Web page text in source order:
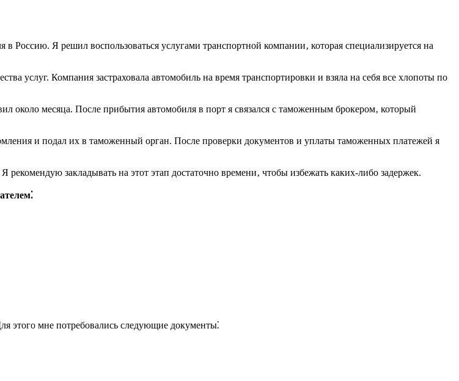
Россию. Я решил воспользоваться услугами транспортной компании‚ которая специализируется на
услуг. Компания застраховала автомобиль на время транспортировки и взяла на себя все хлопоты по
около месяца. После прибытия автомобиля в порт я связался с таможенным брокером‚ который
и подал их в таможенный орган. После проверки документов и уплаты таможенных платежей я
закладывать на этот этап достаточно времени‚ чтобы избежать каких-либо задержек.
этого мне потребовались следующие документы⁚